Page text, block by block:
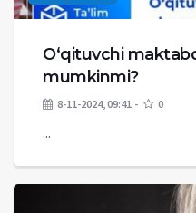
O‘qituvchi
mumkinmi?
8-11-2024, 09:41 0
...